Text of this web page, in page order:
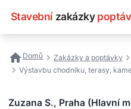
Stavební zakázky
Všechny zakázky
Nejčastější vyhledávání
Domů Zakázky a poptávky
Výstavbu chodníku, terasy,
Zuzana S., Praha (Hlavní